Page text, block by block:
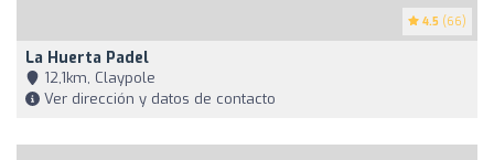
4.5 (66)
La Huerta Padel
12,1km, Claypole
Ver dirección y datos de contacto